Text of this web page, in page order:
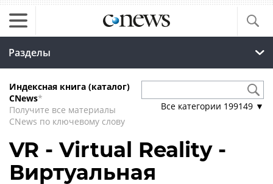
Разделы
Индексная книга (каталог)
CNews*
Получите все материалы
CNews по ключевому слову
Все категории 199149 ▼
VR - Virtual Reality -
Виртуальная